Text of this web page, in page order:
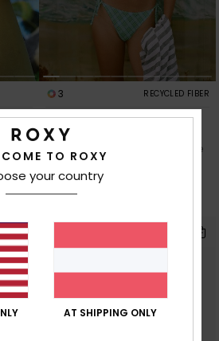
3 RECYCLED FIBER
Printed Essentials Tanga High
Leg
Frauen Grün Tanga-Bikinihose
€ 30,00 30%
€ 21,00
TO ROXY
your country
AT SHIPPING ONLY